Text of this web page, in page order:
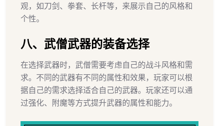
观，如刀剑、拳套、长杆等，来展示自己的风格和
个性。
八、武僧武器的装备选择
在选择武器时，武僧需要考虑自己的战斗风格和需
求。不同的武器有不同的属性和效果，玩家可以根
据自己的需求选择适合自己的武器。玩家还可以通
过强化、附魔等方式提升武器的属性和能力。